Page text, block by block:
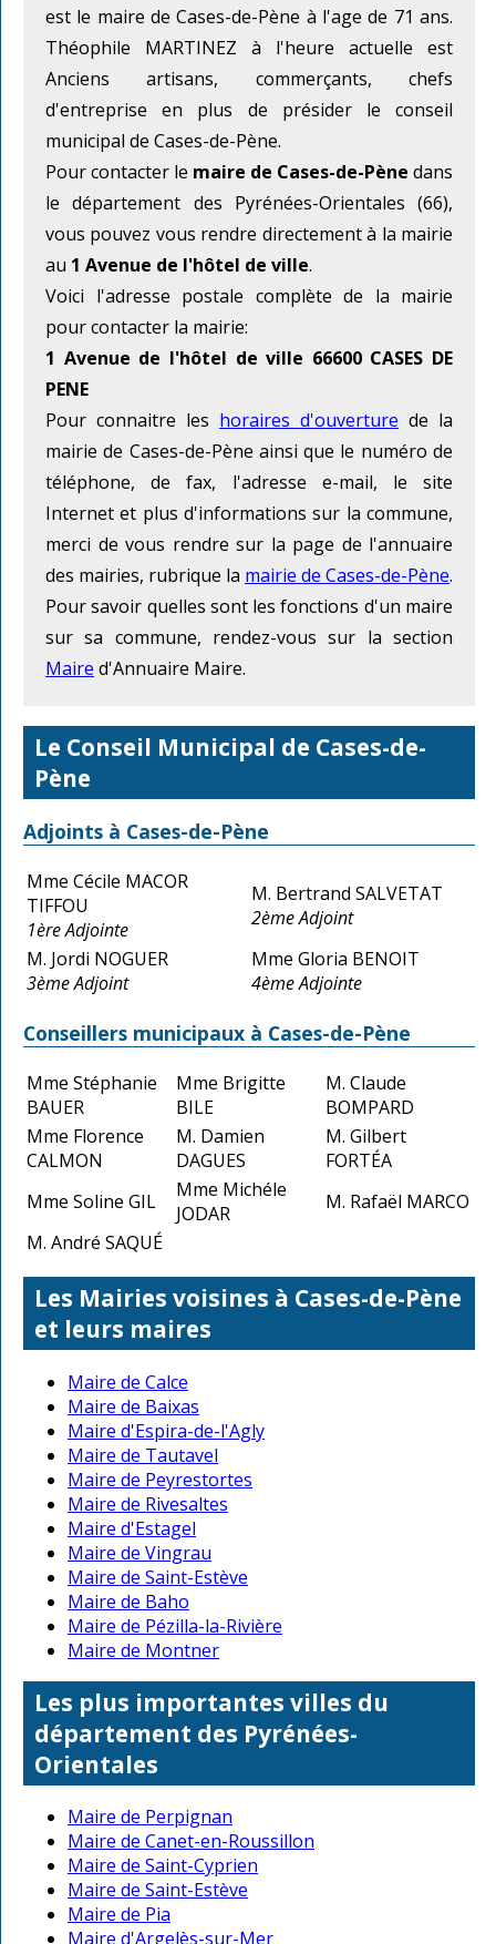
est le maire de Cases-de-Pène à l'age de 71 ans.
Théophile MARTINEZ à l'heure actuelle est
Anciens artisans, commerçants, chefs
d'entreprise en plus de présider le conseil
municipal de Cases-de-Pène.
Pour contacter le maire de Cases-de-Pène dans
le département des Pyrénées-Orientales (66),
vous pouvez vous rendre directement à la mairie
au 1 Avenue de l'hôtel de ville.
Voici l'adresse postale complète de la mairie
pour contacter la mairie:
1 Avenue de l'hôtel de ville 66600 CASES DE
PENE
Pour connaitre les horaires d'ouverture de la
mairie de Cases-de-Pène ainsi que le numéro de
téléphone, de fax, l'adresse e-mail, le site
Internet et plus d'informations sur la commune,
merci de vous rendre sur la page de l'annuaire
des mairies, rubrique la mairie de Cases-de-Pène.
Pour savoir quelles sont les fonctions d'un maire
sur sa commune, rendez-vous sur la section
Maire d'Annuaire Maire.
Le Conseil Municipal de Cases-de-
Pène
Adjoints à Cases-de-Pène
Mme Cécile MACOR
TIFFOU
1ère Adjointe
M. Bertrand SALVETAT
2ème Adjoint
M. Jordi NOGUER
3ème Adjoint
Mme Gloria BENOIT
4ème Adjointe
Conseillers municipaux à Cases-de-Pène
Mme Stéphanie
BAUER
Mme Brigitte
BILE
M. Claude
BOMPARD
Mme Florence
CALMON
M. Damien
DAGUES
M. Gilbert
FORTÉA
Mme Soline GIL
Mme Michéle
JODAR
M. Rafaël MARCO
M. André SAQUÉ
Les Mairies voisines à Cases-de-Pène
et leurs maires
Maire de Calce
Maire de Baixas
Maire d'Espira-de-l'Agly
Maire de Tautavel
Maire de Peyrestortes
Maire de Rivesaltes
Maire d'Estagel
Maire de Vingrau
Maire de Saint-Estève
Maire de Baho
Maire de Pézilla-la-Rivière
Maire de Montner
Les plus importantes villes du
département des Pyrénées-
Orientales
Maire de Perpignan
Maire de Canet-en-Roussillon
Maire de Saint-Cyprien
Maire de Saint-Estève
Maire de Pia
Maire d'Argelès-sur-Mer